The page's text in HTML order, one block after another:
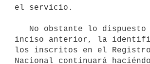
el servicio.
inciso anterior, la
los inscritos en el
Nacional continuará